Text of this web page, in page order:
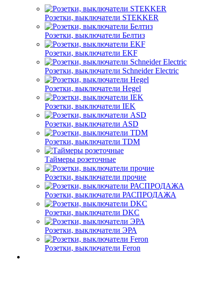
Розетки, выключатели STEKKER
Розетки, выключатели Белтиз
Розетки, выключатели EKF
Розетки, выключатели Schneider Electric
Розетки, выключатели Hegel
Розетки, выключатели IEK
Розетки, выключатели ASD
Розетки, выключатели TDM
Таймеры розеточные
Розетки, выключатели прочие
Розетки, выключатели РАСПРОДАЖА
Розетки, выключатели DKC
Розетки, выключатели ЭРА
Розетки, выключатели Feron